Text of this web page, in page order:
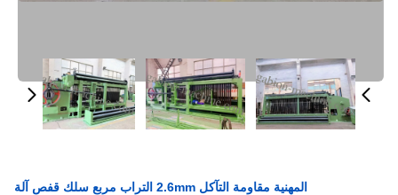
المهنية مقاومة التآكل 2.6mm التراب مربع سلك قفص آلة